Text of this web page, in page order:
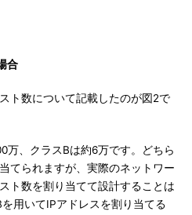
合
ト数について記載したのが図2で
、クラスBは約6万です。どちら
てられますが、実際のネットワー
ト数を割り当てて設計することは
用いてIPアドレスを割り当てる